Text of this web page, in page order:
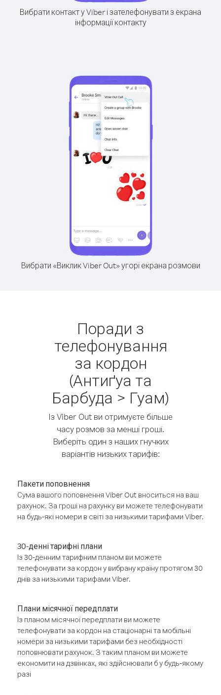
Вибрати контакт у Viber і зателефонувати з екрана
інформації контакту
Вибрати «Виклик Viber Out» угорі екрана розмови
Поради з
телефонування
за кордон
(Антиґуа та
Барбуда > Гуам)
Із Viber Out ви отримуєте більше
часу розмов за менші гроші.
Виберіть один з наших гнучких
варіантів низьких тарифів:
Пакети поповнення
Сума вашого поповнення Viber Out вноситься на ваш
рахунок. За гроші на рахунку ви можете телефонувати
на будь-які номери в світі за низькими тарифами Viber.
30-денні тарифні плани
Із 30-денним тарифним планом ви можете
телефонувати за кордон у вибрану країну протягом 30
днів за низькими тарифами Viber.
Плани місячної передплати
Із планом місячної передплати ви можете
телефонувати за кордон на стаціонарні та мобільні
номери за низькими тарифами без необхідності
поповнювати рахунок. З таким планом ви можете
економити на дзвінках, які здійснювали б у будь-якому
разі